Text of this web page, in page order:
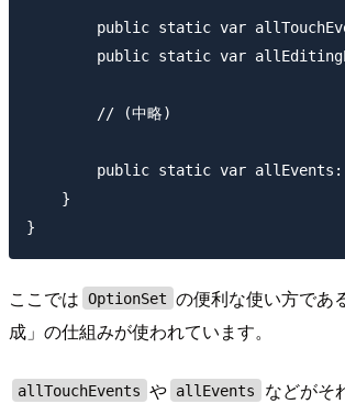
public static var
public static var
        // (中略)
public static var
    }
ここでは OptionSet の便利な使い方であ
成」の仕組みが使われています。
allTouchEvents や allEvents などがそ